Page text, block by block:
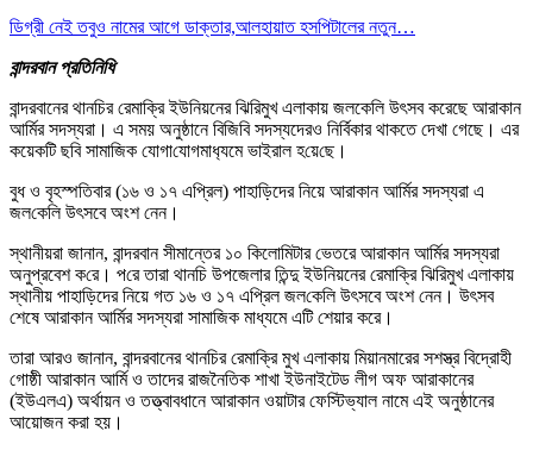
ডিগ্রী নেই তবুও নামের আগে ডাক্তার,আলহায়াত হসপিটালের নতুন…
বান্দরবান প্রতিনিধি
বান্দরবানের থানচির রেমাক্রি ইউনিয়নের ঝিরিমুখ এলাকায় জলকেলি উৎসব করেছে আরাকান
আর্মির সদস্যরা। এ সময় অনুষ্ঠানে বিজিবি সদস্যদেরও নির্বিকার থাকতে দেখা গেছে। এর
কয়েকটি ছবি সামাজিক যোগা‌যোগমাধ‌্যমে ভাইরাল হ‌য়ে‌ছে।
বুধ ও বৃহস্পতিবার (১৬ ও ১৭ এপ্রিল) পাহাড়িদের নিয়ে আরাকান আর্মির সদস্যরা এ
জল‌কে‌লি উৎসবে অংশ নেন।
স্থানীয়রা জানান, বান্দরবান সীমান্তের ১০ কিলোমিটার ভেতরে আরাকান আর্মির সদস্যরা
অনুপ্রবেশ ক‌রে। প‌রে তারা থানচি উপজেলার তিন্দু ইউনিয়নের রেমাক্রি ঝি‌রিমুখ এলাকায়
স্থানীয় পাহাড়িদের নিয়ে গত ১৬ ও ১৭ এপ্রিল জল‌কে‌লি উৎসবে অংশ নেন। উৎসব
শেষে আরাকান আর্মির সদস্যরা সামাজিক মাধ্যমে এটি শেয়ার করে।
তারা আরও জানান, বান্দরবানের থানচির রেমাক্রি মুখ এলাকায় মিয়ানমারের সশস্ত্র বিদ্রোহী
গোষ্ঠী আরাকান আর্মি ও তাদের রাজনৈতিক শাখা ইউনাইটেড লীগ অফ আরাকানের
(ইউএলএ) অর্থায়ন ও তত্ত্বাবধানে আরাকান ওয়াটার ফেস্টিভ্যাল নামে এই অনুষ্ঠানের
আয়োজন করা হয়।